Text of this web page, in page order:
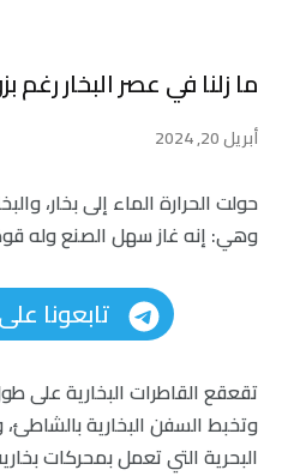
ما زلنا في عصر البخار رغم
أبريل 20, 2024
حولت الحرارة الماء إلى بخار،
وهي: إنه غاز سهل الصنع وله
تابعونا
تقعقع القاطرات البخارية على
وتخبط السفن البخارية بالشاطئ،
البحرية التي تعمل بمحركات